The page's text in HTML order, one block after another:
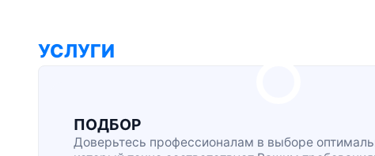
УСЛУГИ
ПОДБОР
Доверьтесь профессионалам в выборе